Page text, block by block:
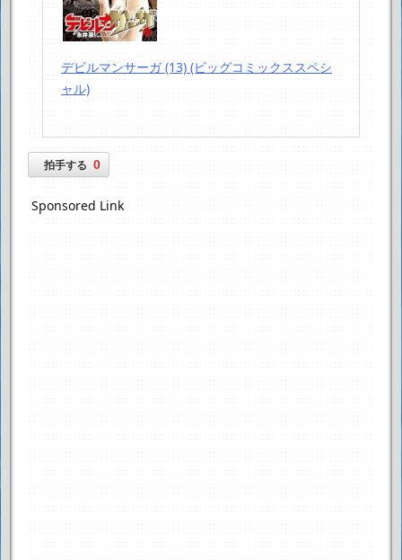
デビルマンサーガ (13) (ビッグコミックススペシ
ャル)
拍手する 0
Sponsored Link